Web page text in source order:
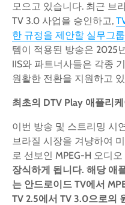
모으고 있습니다. 최근 브
TV 3.0 사업을 승인하고,
한 규정을 제안할 실무그
템이 적용된 방송은 2025
IIS와 파트너사들은 각종
원활한 전환을 지원하고
최초의 DTV Play 애플리
이번 방송 및 스트리밍 시
브라질 시장을 겨냥하여
로 선보인 MPEG-H 오디오
장식하게 됩니다. 해당 애
는 안드로이드 TV에서
TV 2.5에서 TV 3.0으로의